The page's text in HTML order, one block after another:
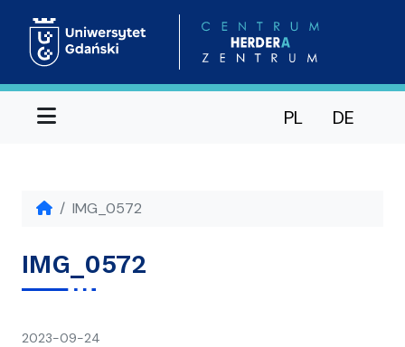
Menu PL DE
IMG_0572
IMG_0572
2023-09-24